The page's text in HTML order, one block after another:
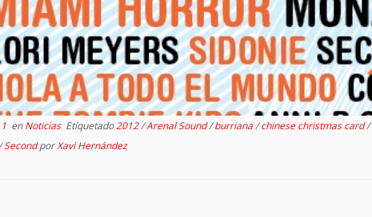
enNoticias Etiquetado2012/Arenal Sound/burriana/chinese christmas card/
SecondporXavi Hernández